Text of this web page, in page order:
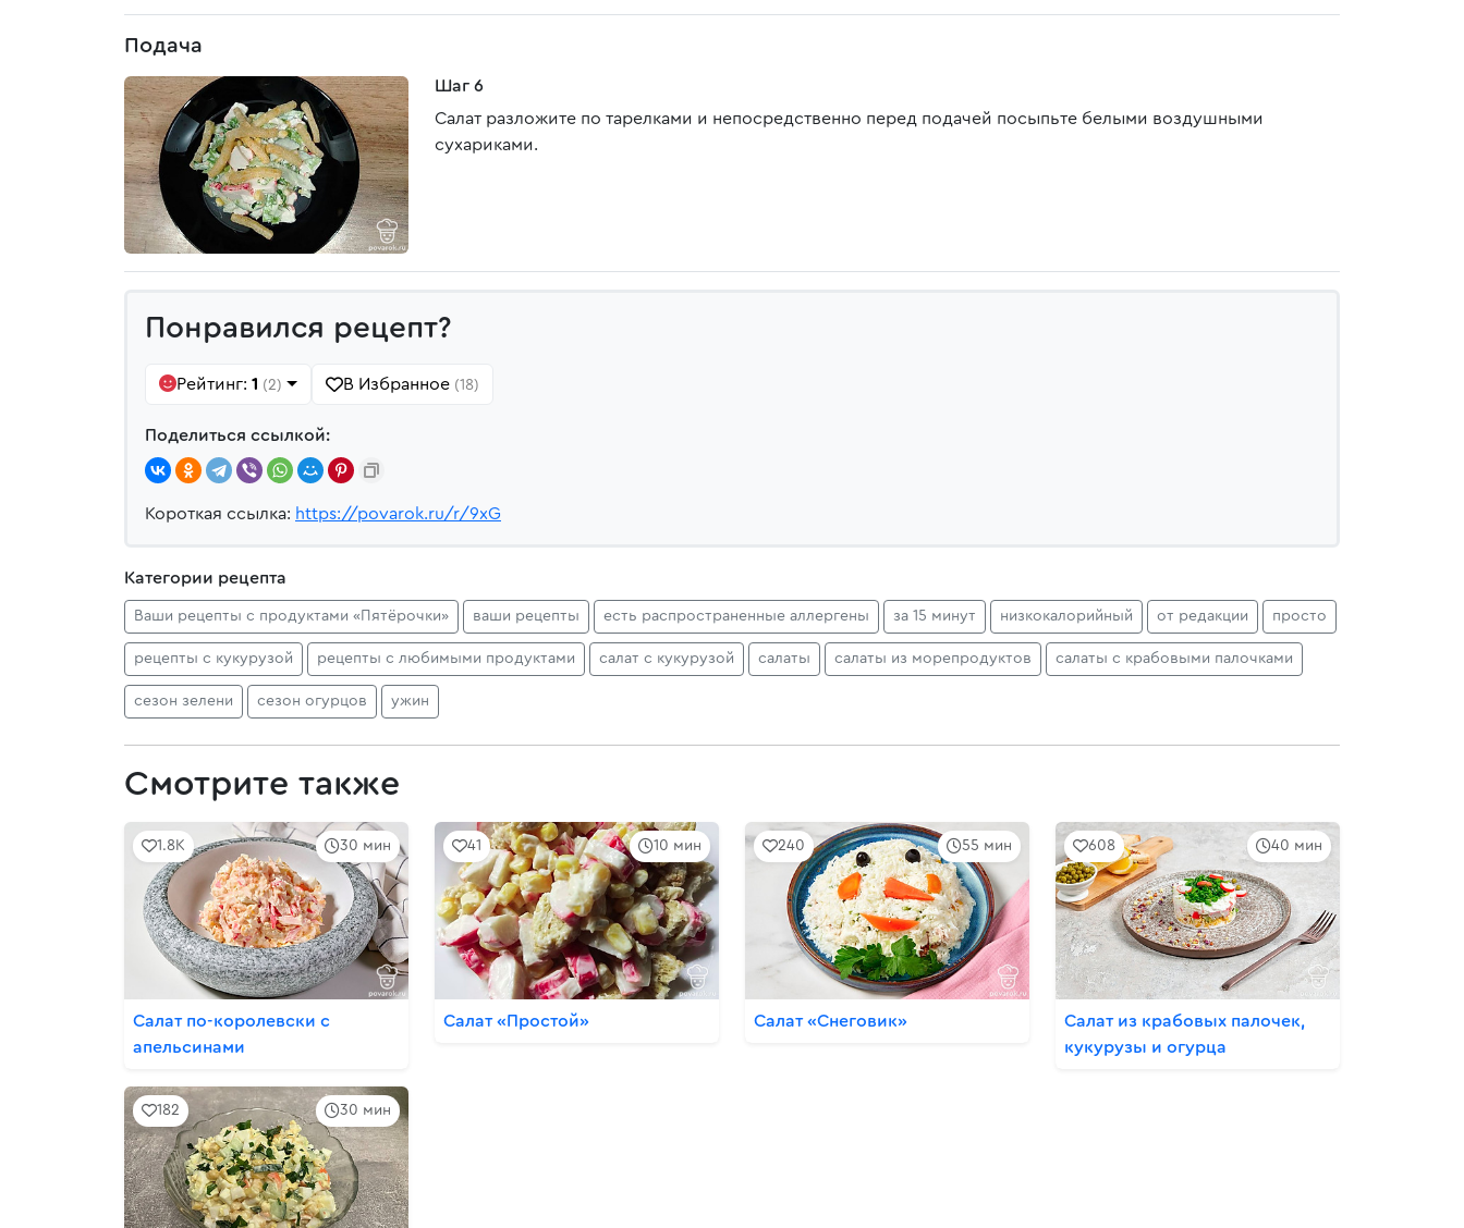
Подача
Шаг 6
Салат разложите по тарелками и непосредственно перед подачей посыпьте белыми воздушными
сухариками.
Понравился рецепт?
Рейтинг: 1 (2) В Избранное (18)
Поделиться ссылкой:
Короткая ссылка: https://povarok.ru/r/9xG
Категории рецепта
Ваши рецепты с продуктами «Пятёрочки» ваши рецепты есть распространенные аллергены за 15 минут низкокалорийный от редакции просто
рецепты с кукурузой рецепты с любимыми продуктами салат с кукурузой салаты салаты из морепродуктов салаты с крабовыми палочками
сезон зелени сезон огурцов ужин
Смотрите также
30 мин
1.8K
Салат по-королевски с
апельсинами
10 мин
41
Салат «Простой»
55 мин
240
Салат «Снеговик»
40 мин
608
Салат из крабовых палочек,
кукурузы и огурца
30 мин
182